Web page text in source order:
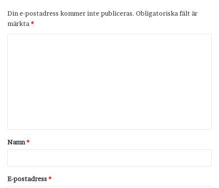
Din e-postadress kommer inte publiceras. Obligatoriska fält är
märkta *
t
a
Namn*
E-postadress*